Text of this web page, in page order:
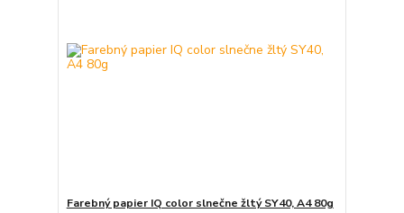
Farebný papier IQ color slnečne žltý SY40, A4 80g